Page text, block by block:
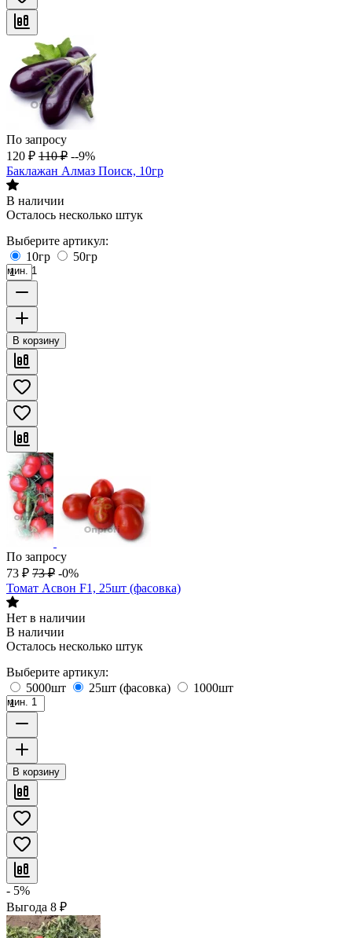
По запросу
120 ₽ 110 ₽ --9%
Баклажан Алмаз Поиск, 10гр
В наличии
Осталось несколько штук
Выберите артикул:
10гр
50гр
мин. 1
В корзину
По запросу
73 ₽ 73 ₽ -0%
Томат Асвон F1, 25шт (фасовка)
Нет в наличии
В наличии
Осталось несколько штук
Выберите артикул:
5000шт
25шт (фасовка) 1000шт
мин. 1
В корзину
- 5%
Выгода 8 ₽